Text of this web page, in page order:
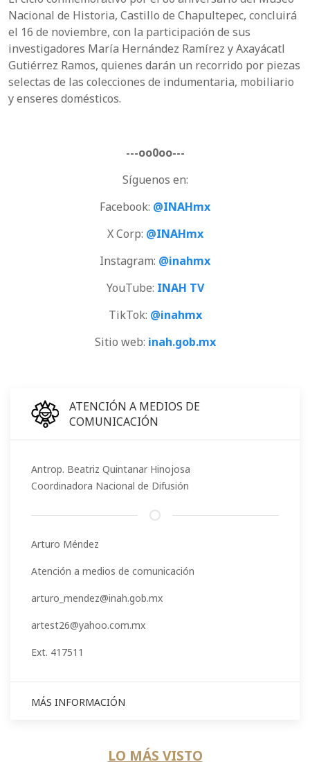
Nacional de Historia, Castillo de Chapultepec, concluirá
el 16 de noviembre, con la participación de sus
investigadores María Hernández Ramírez y Axayácatl
Gutiérrez Ramos, quienes darán un recorrido por piezas
selectas de las colecciones de indumentaria, mobiliario
y enseres domésticos.
---oo0oo---
Síguenos en:
Facebook: @INAHmx
X Corp: @INAHmx
Instagram: @inahmx
YouTube: INAH TV
TikTok: @inahmx
Sitio web: inah.gob.mx
ATENCIÓN A MEDIOS DE
COMUNICACIÓN
Antrop. Beatriz Quintanar Hinojosa
Coordinadora Nacional de Difusión
Arturo Méndez
Atención a medios de comunicación
arturo_mendez@inah.gob.mx
artest26@yahoo.com.mx
Ext. 417511
MÁS INFORMACIÓN
LO MÁS VISTO